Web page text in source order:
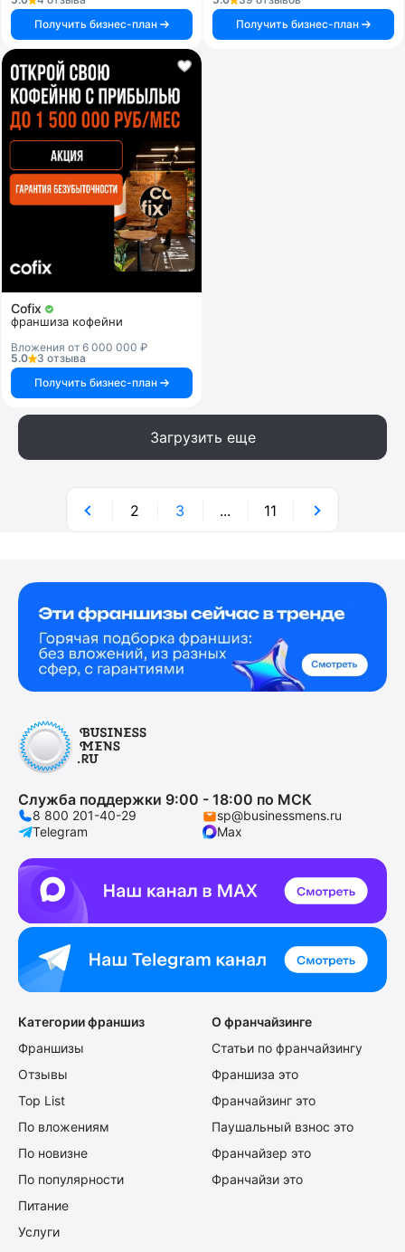
Получить бизнес-план
Получить бизнес-план
Cofix
франшиза кофейни
Вложения от 6 000 000 ₽
5.0
3 отзыва
Получить бизнес-план
Загрузить еще
2 3 ... 11
Служба поддержки 9:00 - 18:00 по МСК
8 800 201-40-29
sp@businessmens.ru
Telegram
Max
Категории франшиз
Франшизы
Отзывы
Top List
По вложениям
По новизне
По популярности
Питание
Услуги
О франчайзинге
Статьи по франчайзингу
Франшиза это
Франчайзинг это
Паушальный взнос это
Франчайзер это
Франчайзи это